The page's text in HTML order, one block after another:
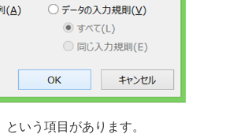
という項目があります。